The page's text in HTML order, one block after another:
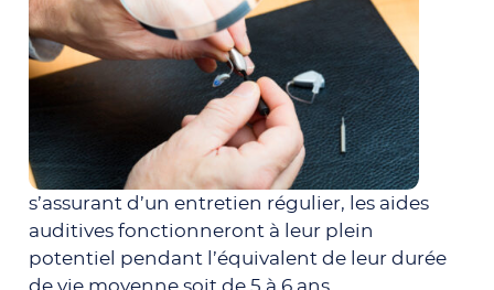
s’assurant d’un entretien régulier, les aides
auditives fonctionneront à leur plein
potentiel pendant l’équivalent de leur durée